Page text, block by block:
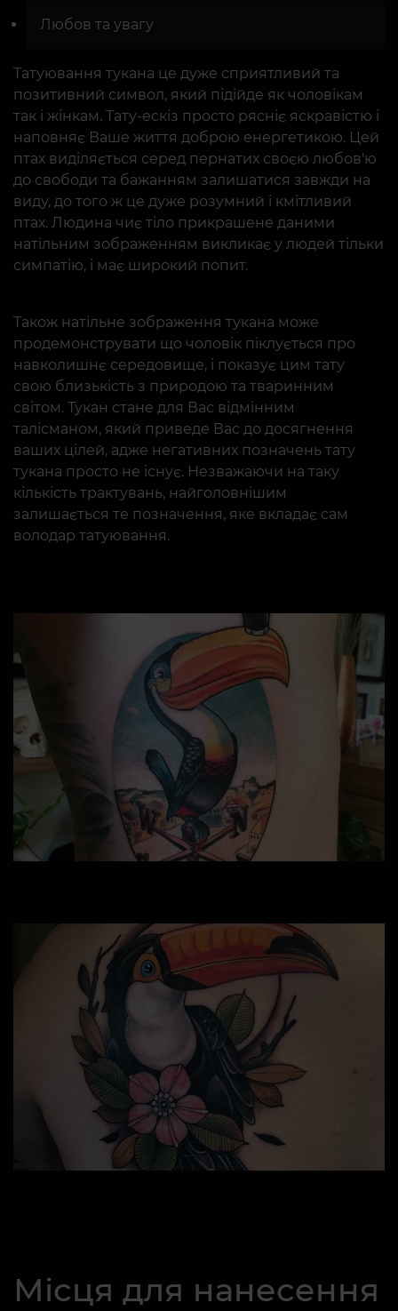
Любов та увагу
Татуювання тукана це дуже сприятливий та
позитивний символ, який підійде як чоловікам
так і жінкам. Тату-ескіз просто рясніє яскравістю і
наповняє Ваше життя доброю енергетикою. Цей
птах виділяється серед пернатих своєю любов'ю
до свободи та бажанням залишатися завжди на
виду, до того ж це дуже розумний і кмітливий
птах. Людина чиє тіло прикрашене даними
натільним зображенням викликає у людей тільки
симпатію, і має широкий попит.
Також натільне зображення тукана може
продемонструвати що чоловік піклується про
навколишнє середовище, і показує цим тату
свою близькість з природою та тваринним
світом. Тукан стане для Вас відмінним
талісманом, який приведе Вас до досягнення
ваших цілей, адже негативних позначень тату
тукана просто не існує. Незважаючи на таку
кількість трактувань, найголовнішим
залишається те позначення, яке вкладає сам
володар татуювання.
Місця для нанесення